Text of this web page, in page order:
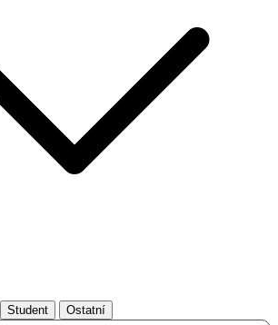
Student Ostatní